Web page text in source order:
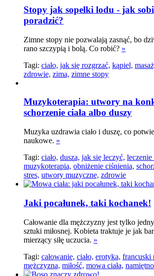
Stopy jak sopelki lodu - jak
poradzić?
Zimne stopy nie pozwalają zasnąć, bo
rano szczypią i bolą. Co robić? »
Tagi: ciało, jak się rozgrzać, kąpiel,
zdrowie, zima, zimne stopy
Muzykoterapia: utwory na
schorzenie ciała albo duszy
Muzyka uzdrawia ciało i duszę, co
naukowe. »
Tagi: ciało, dusza, jak się leczyć, leczenie
muzykoterapia, obniżenie ciśnienia,
stres, utwory muzyczne, zdrowie
Jaki pocałunek, taki kochanek!
Całowanie dla mężczyzny jest tylko
sztuki miłosnej. Kobieta traktuje je jak
mierzący siłę uczucia. »
Tagi: całowanie, ciało, erotyka, francuski
mężczyzna, miłość, mowa ciała,